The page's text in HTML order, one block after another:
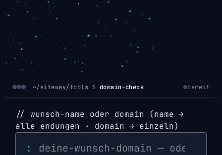
~/siteway/tools $ domain-check bereit
// wunsch-name oder domain
(name →
alle endungen · domain → einzeln)
: